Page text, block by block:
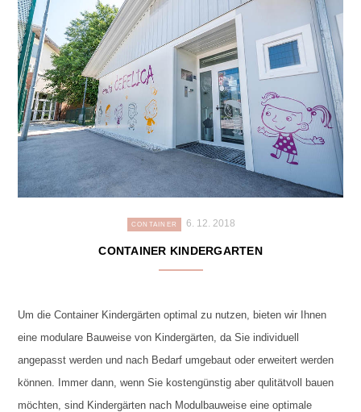
CONTAINER 6. 12. 2018
CONTAINER KINDERGARTEN
Um die Container Kindergärten optimal zu nutzen, bieten wir Ihnen
eine modulare Bauweise von Kindergärten, da Sie individuell
angepasst werden und nach Bedarf umgebaut oder erweitert werden
können. Immer dann, wenn Sie kostengünstig aber qulitätvoll bauen
möchten, sind Kindergärten nach Modulbauweise eine optimale